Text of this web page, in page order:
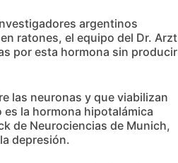
argentinos
ratones, el equipo del Dr. Arzt
por esta hormona sin producir
las neuronas y que viabilizan
es la hormona hipotalámica
de Neurociencias de Munich,
depresión.